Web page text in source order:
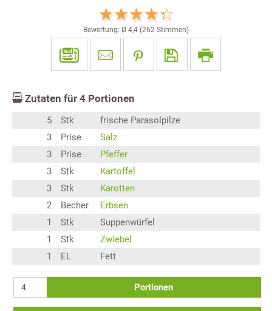
Bewertung: Ø 4,4 (262 Stimmen)
Zutaten für 4 Portionen
5 Stk
frische Parasolpilze
3
Prise
Salz
3
Prise
Pfeffer
3
Stk
Kartoffel
3
Stk
Karotten
2
Becher
Erbsen
1
Stk
Suppenwürfel
1
Stk
Zwiebel
1
EL Fett
Portionen